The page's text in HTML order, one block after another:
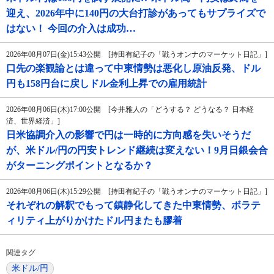
迎え、2026年中に140円の大台打診があってもサプライズで
はない！ 今回の介入は成功…
2026年08月07日(金)15:43公開 [持田有紀子の「戦うオンナのマーケット日記」]
口先の楽観論とは違って中東情勢は悪化し原油反発、ドル
円も158円台に戻しドル金利上昇での雇用統計
2026年08月06日(木)17:00公開 [今井雅人の「どうする？ どうなる？ 日本経
済、世界経済」]
日米協調介入の影響で円は一時的に方向感を失いそうだ
が、米ドル/円の円安トレンド継続は変えない！9月日銀会合
がターニングポイントとなるか？
2026年08月06日(木)15:29公開 [持田有紀子の「戦うオンナのマーケット日記」]
それぞれの解釈でもって鎮静化してきた中東情勢、ボラテ
ィリティ上がりかけたドル円またも膠着
関連タグ
米ドル/円